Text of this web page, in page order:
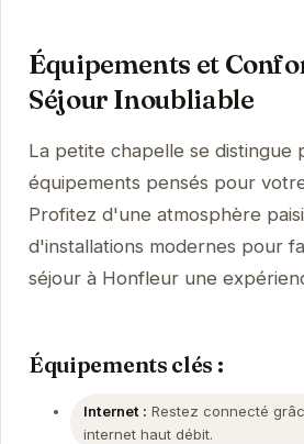
Équipements et
Séjour Inoubliable
La petite chapelle se distingue
équipements pensés pour
Profitez d'une atmosphère
d'installations modernes pour
séjour à Honfleur une
Équipements clés :
Internet : Restez connecté
internet haut débit.